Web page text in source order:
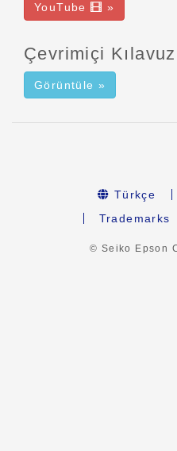
YouTube »
Çevrimiçi Kılavuz
Görüntüle »
Türkçe
Trademarks
© Seiko Epson